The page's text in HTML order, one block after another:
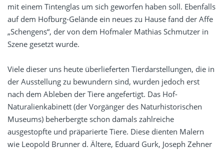
mit einem Tintenglas um sich geworfen haben soll. Ebenfalls
auf dem Hofburg-Gelände ein neues zu Hause fand der Affe
„Schengens“, der von dem Hofmaler Mathias Schmutzer in
Szene gesetzt wurde.
Viele dieser uns heute überlieferten Tierdarstellungen, die in
der Ausstellung zu bewundern sind, wurden jedoch erst
nach dem Ableben der Tiere angefertigt. Das Hof-
Naturalienkabinett (der Vorgänger des Naturhistorischen
Museums) beherbergte schon damals zahlreiche
ausgestopfte und präparierte Tiere. Diese dienten Malern
wie Leopold Brunner d. Ältere, Eduard Gurk, Joseph Zehner